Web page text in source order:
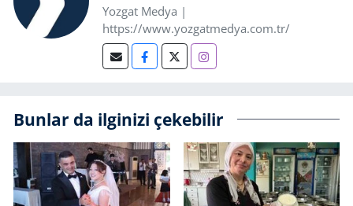
Yozgat Medya |
https://www.yozgatmedya.com.tr/
Bunlar da ilginizi çekebilir